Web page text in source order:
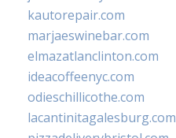
kautorepair.com
marjaeswinebar.com
elmazatlanclinton.com
ideacoffeenyc.com
odieschillicothe.com
lacantinitagalesburg.com